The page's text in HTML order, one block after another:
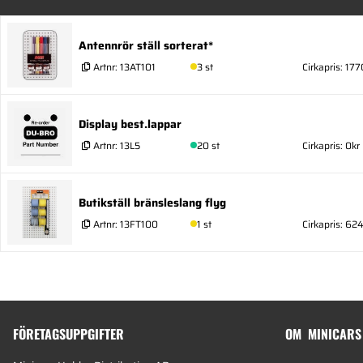
Antennrör ställ sorterat*
Artnr: 13AT101 3 st Cirkapris:
Display best.lappar
Artnr: 13L5 20 st Cirkapris: 0kr
Butikställ bränsleslang flyg
Artnr: 13FT100 1 st Cirkapris:
FÖRETAGSUPPGIFTER OM MINICARS